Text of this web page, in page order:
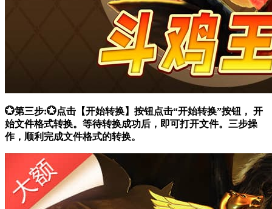
💮第三步:💮点击【开始转换】按钮点击“开始转换”按钮， 开
始文件格式转换。等待转换成功后，即可打开文件。三步操
作，顺利完成文件格式的转换。